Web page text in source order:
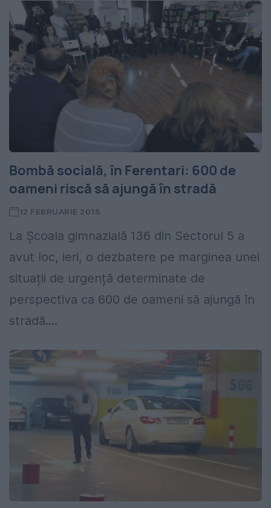
Bombă socială, în Ferentari: 600 de
oameni riscă să ajungă în stradă
12 FEBRUARIE 2015
La Școala gimnazială 136 din Sectorul 5 a
avut loc, ieri, o dezbatere pe marginea unei
situații de urgență determinate de
perspectiva ca 600 de oameni să ajungă în
stradă....